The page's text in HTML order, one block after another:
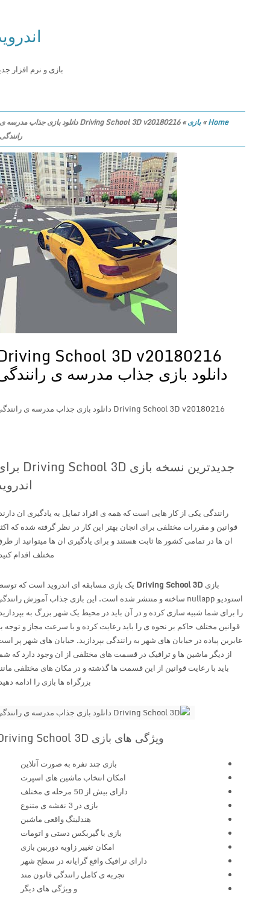
اندروید
بازی و نرم افزار جدید
Home
»بازی»
Driving School 3D v20180216 دانلود بازی جذاب مدرسه ی
رانندگی
Driving School 3D v20180216
دانلود بازی جذاب مدرسه ی رانندگی
Driving School 3D v20180216 دانلود بازی جذاب مدرسه ی رانندگی
جدیدترین نسخه بازی Driving School 3D برای
اندروید
رانندگی یکی از کار هایی است که همه ی افراد تمایل به یادگیری ان دارند.
قوانین و مقررات مختلفی برای انجان بهتر این کار در نظر گرفته شده که اکثر
ان ها در تمامی کشور ها ثابت هستند و برای یادگیری ان ها میتوانید از طرق
مختلف اقدام کنید.
Driving School 3Dیک بازی مسابقه ای اندروید است که توسط
استودیو nullapp ساخته و منتشر شده است. این بازی جذاب آموزش رانندگی
را برای شما شبیه سازی کرده و در آن باید در محیط یک شهر بزرگ به بپردازید.
قوانین مختلف حاکم بر نحوه ی را باید رعایت کرده و با سرعت مجاز و توجه به
عابرین پیاده در خیابان های شهر به رانندگی بپردازید. خیابان های شهر پر است
از دیگر ماشین ها و ترافیک در قسمت های مختلفی از ان وجود دارد که شما
باید با رعایت قوانین از این قسمت ها گذشته و در مکان های مختلفی مانند
بزرگراه ها بازی را ادامه دهید.
ویژگی های بازی Driving School 3D
بازی چند نفره به صورت آنلاین
امکان انتخاب ماشین های اسپرت
دارای بیش از 50 مرحله ی مختلف
بازی در 3 نقشه ی متنوع
هندلینگ واقعی ماشین
بازی با گیربکس دستی و اتومات
امکان تغییر زاویه دوربین بازی
دارای ترافیک واقع گرایانه در سطح شهر
تجربه ی کامل رانندگی قانون مند
و ویژگی های دیگر